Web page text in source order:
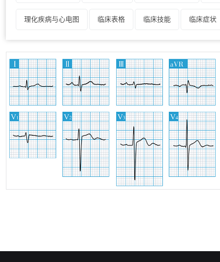
理化疾病与心电图 临床表格 临床技能 临床症状
三度房室阻滞 室间隔缺损 室内阻滞 室性期前收
双心室肥厚 ST段分析技能 ST-T改变 T波分析技能
特发性左室流出道室性心动过速 特发性左室流入道室性心
完全性左束支阻滞 微生物学图片 Wellens综合征